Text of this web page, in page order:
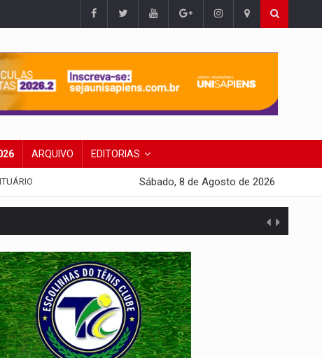
ARQUIVO EDITORIAS
Sábado, 8 de Agosto de 2026
escola